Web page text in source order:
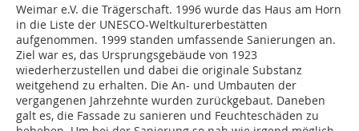
Weimar e.V. die Trägerschaft. 1996 wurde das Haus am Horn
in die Liste der UNESCO-Weltkulturerbestätten
aufgenommen. 1999 standen umfassende Sanierungen an.
Ziel war es, das Ursprungsgebäude von 1923
wiederherzustellen und dabei die originale Substanz
weitgehend zu erhalten. Die An- und Umbauten der
vergangenen Jahrzehnte wurden zurückgebaut. Daneben
galt es, die Fassade zu sanieren und Feuchteschäden zu